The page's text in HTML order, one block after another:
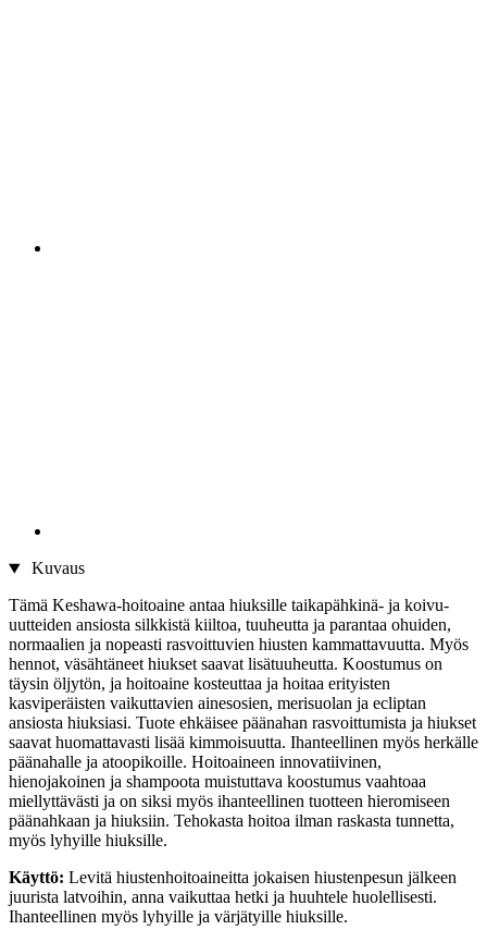
Kuvaus
Tämä Keshawa-hoitoaine antaa hiuksille taikapähkinä- ja koivu-
uutteiden ansiosta silkkistä kiiltoa, tuuheutta ja parantaa ohuiden,
normaalien ja nopeasti rasvoittuvien hiusten kammattavuutta. Myös
hennot, väsähtäneet hiukset saavat lisätuuheutta. Koostumus on
täysin öljytön, ja hoitoaine kosteuttaa ja hoitaa erityisten
kasviperäisten vaikuttavien ainesosien, merisuolan ja ecliptan
ansiosta hiuksiasi. Tuote ehkäisee päänahan rasvoittumista ja hiukset
saavat huomattavasti lisää kimmoisuutta. Ihanteellinen myös herkälle
päänahalle ja atoopikoille. Hoitoaineen innovatiivinen,
hienojakoinen ja shampoota muistuttava koostumus vaahtoaa
miellyttävästi ja on siksi myös ihanteellinen tuotteen hieromiseen
päänahkaan ja hiuksiin. Tehokasta hoitoa ilman raskasta tunnetta,
myös lyhyille hiuksille.
Käyttö: Levitä hiustenhoitoaineitta jokaisen hiustenpesun jälkeen
juurista latvoihin, anna vaikuttaa hetki ja huuhtele huolellisesti.
Ihanteellinen myös lyhyille ja värjätyille hiuksille.